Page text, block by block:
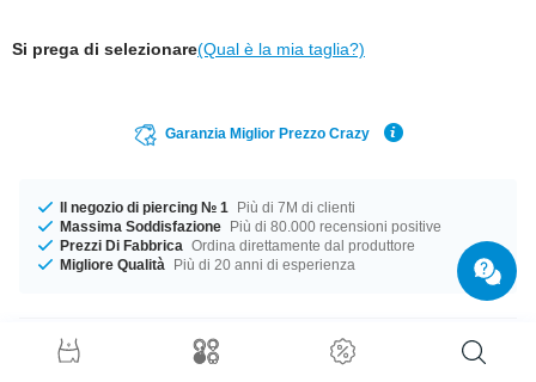
Si prega di selezionare(Qual è la mia taglia?)
Garanzia Miglior Prezzo Crazy
Il negozio di piercing № 1
Più di 7M di clienti
Massima Soddisfazione Più di 80.000 recensioni positive
Prezzi Di Fabbrica Ordina direttamente dal produttore
Migliore Qualità
Più di 20 anni di esperienza